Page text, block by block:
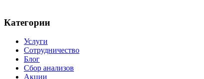
Категории
Услуги
Сотрудничество
Блог
Сбор анализов
Акции